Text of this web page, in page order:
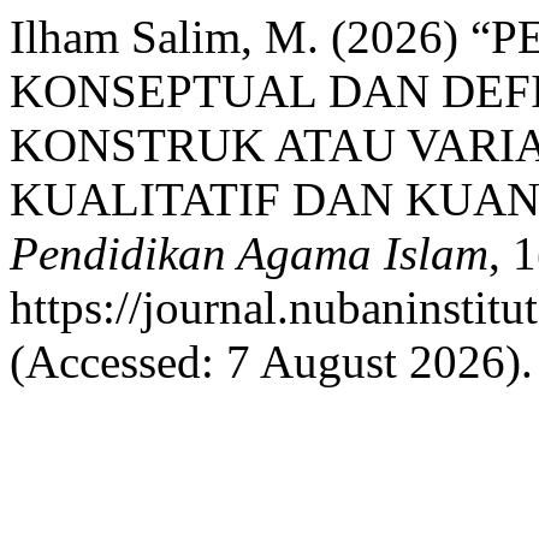
Ilham Salim, M. (2026)
KONSEPTUAL DAN
KONSTRUK ATAU
KUALITATIF DAN
Pendidikan Agama Islam,
https://
(Accessed: 7 August 2026).